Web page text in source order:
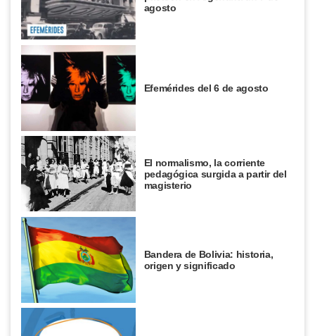
agosto
Efemérides del 6 de agosto
El normalismo, la corriente
pedagógica surgida a partir del
magisterio
Bandera de Bolivia: historia,
origen y significado